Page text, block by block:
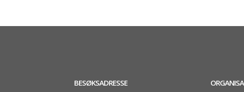
BESØKSADRESSE